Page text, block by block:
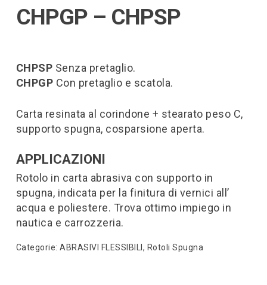
CHPGP – CHPSP
CHPSP Senza pretaglio.
CHPGP Con pretaglio e scatola.
Carta resinata al corindone + stearato peso C,
supporto spugna, cosparsione aperta.
APPLICAZIONI
Rotolo in carta abrasiva con supporto in
spugna, indicata per la finitura di vernici all’
acqua e poliestere. Trova ottimo impiego in
nautica e carrozzeria.
Categorie:ABRASIVI FLESSIBILI , Rotoli Spugna